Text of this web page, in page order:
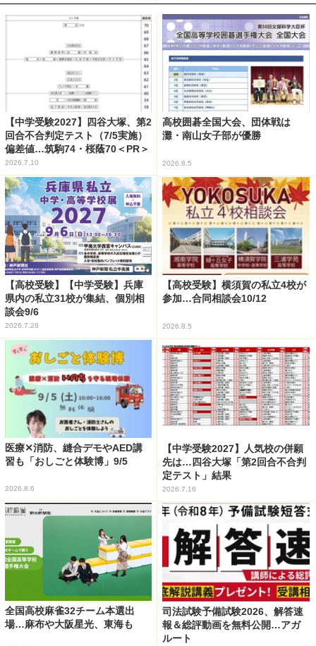
【中学受験2027】四谷大塚、第2
回合不合判定テスト（7/5実施）
偏差値…筑駒74・桜蔭70＜PR＞
2026.7.10
高校囲碁全国大会、団体戦は
灘・南山女子部が優勝
2026.8.5
【高校受験】【中学受験】兵庫
県内の私立31校が集結、個別相
談会9/6
2026.7.28
【高校受験】横須賀の私立4校が
参加…合同相談会10/12
2026.8.5
医療✕消防、縫合デモやAED講
習も「おしごと体験博」9/5
2026.8.6
【中学受験2027】人気校の併願
先は…四谷大塚「第2回合不合判
定テスト」結果
2026.7.16
全国高校麻雀32チーム本選出
場…麻布や大阪星光、東海も
司法試験予備試験2026、解答速
報＆総評動画を無料公開…アガ
ルート